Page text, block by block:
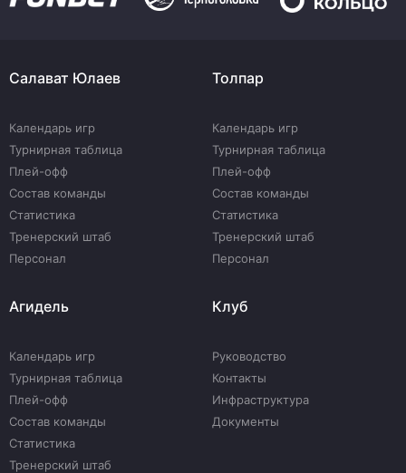
Салават Юлаев
Календарь игр
Турнирная таблица
Плей-офф
Состав команды
Статистика
Тренерский штаб
Персонал
Толпар
Календарь игр
Турнирная таблица
Плей-офф
Состав команды
Статистика
Тренерский штаб
Персонал
Агидель
Календарь игр
Турнирная таблица
Плей-офф
Состав команды
Статистика
Тренерский штаб
Клуб
Руководство
Контакты
Инфраструктура
Документы